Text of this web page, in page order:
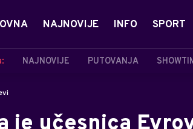
NAJNOVIJE INFO SPORT
NAJNOVIJE PUTOVANJA